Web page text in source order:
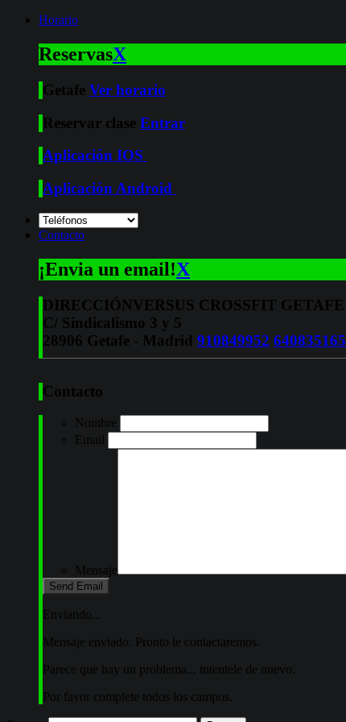
Horario
ReservasX
Getafe Ver horario
Reservar clase Entrar
Aplicación IOS
Aplicación Android
Contacto
¡Envia un email!X
DIRECCIÓNVERSUS CROSSFIT GETAFE
C/ Sindicalismo 3 y 5
28906 Getafe - Madrid 910849952 640835165
Contacto
Nombre
Email
Mensaje
Enviando...
Mensaje enviado. Pronto le contactaremos.
Parece que hay un problema... intentele de nuevo.
Por favor complete todos los campos.